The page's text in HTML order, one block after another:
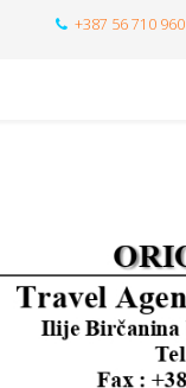
+387 56 710 960